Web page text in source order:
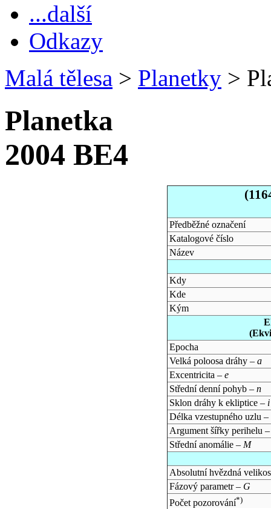
...další
Odkazy
Malá tělesa > Planetky >
Planetka
2004 BE4
Předběžné označení
Katalogové číslo
Název
Kdy
Kde
Kým
Epocha
Velká poloosa dráhy – a
Excentricita – e
Střední denní pohyb – n
Sklon dráhy k ekliptice – i
Délka vzestupného uzlu –
Argument šířky perihelu
Střední anomálie – M
Absolutní hvězdná
Fázový parametr – G
Počet pozorování*)